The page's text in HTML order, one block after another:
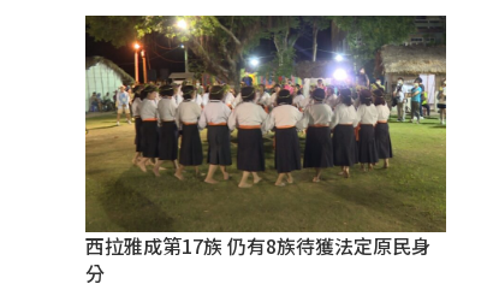
西拉雅成第17族 仍有8族待獲法定原民身
分